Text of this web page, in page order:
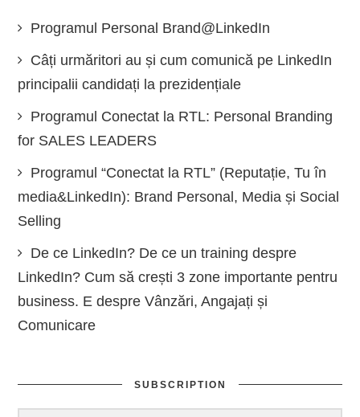
Programul Personal Brand@LinkedIn
Câți urmăritori au și cum comunică pe LinkedIn
principalii candidați la prezidențiale
Programul Conectat la RTL: Personal Branding
for SALES LEADERS
Programul “Conectat la RTL” (Reputație, Tu în
media&LinkedIn): Brand Personal, Media și Social
Selling
De ce LinkedIn? De ce un training despre
LinkedIn? Cum să crești 3 zone importante pentru
business. E despre Vânzări, Angajați și
Comunicare
SUBSCRIPTION